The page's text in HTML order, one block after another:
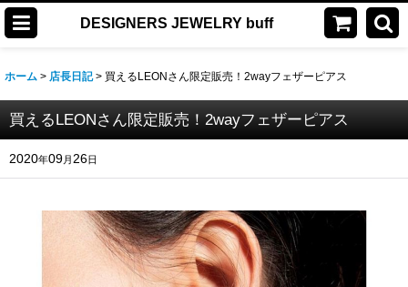
DESIGNERS JEWELRY buff
ホーム > 店長日記 > 買えるLEONさん限定販売！2wayフェザーピアス
買えるLEONさん限定販売！2wayフェザーピアス
2020年09月 26日